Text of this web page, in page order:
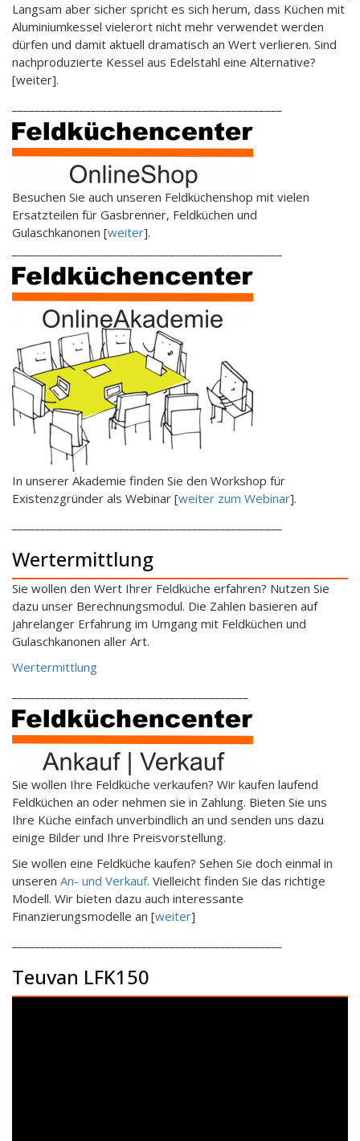
Langsam aber sicher spricht es sich herum, dass Küchen mit
Aluminiumkessel vielerort nicht mehr verwendet werden
dürfen und damit aktuell dramatisch an Wert verlieren. Sind
nachproduzierte Kessel aus Edelstahl eine Alternative?
[weiter].
Besuchen Sie auch unseren Feldküchenshop mit vielen
Ersatzteilen für Gasbrenner, Feldküchen und
Gulaschkanonen [weiter].
In unserer Akademie finden Sie den Workshop für
Existenzgründer als Webinar [weiter zum Webinar].
Wertermittlung
Sie wollen den Wert Ihrer Feldküche erfahren? Nutzen Sie
dazu unser Berechnungsmodul. Die Zahlen basieren auf
jahrelanger Erfahrung im Umgang mit Feldküchen und
Gulaschkanonen aller Art.
Wertermittlung
Sie wollen Ihre Feldküche verkaufen? Wir kaufen laufend
Feldküchen an oder nehmen sie in Zahlung. Bieten Sie uns
Ihre Küche einfach unverbindlich an und senden uns dazu
einige Bilder und Ihre Preisvorstellung.
Sie wollen eine Feldküche kaufen? Sehen Sie doch einmal in
unseren An- und Verkauf. Vielleicht finden Sie das richtige
Modell. Wir bieten dazu auch interessante
Finanzierungsmodelle an [weiter]
Teuvan LFK150